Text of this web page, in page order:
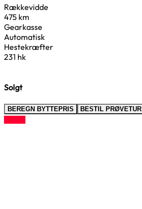
Rækkevidde
475 km
Gearkasse
Automatisk
Hestekræfter
231 hk
Solgt
BEREGN BYTTEPRIS BESTIL PRØVETUR